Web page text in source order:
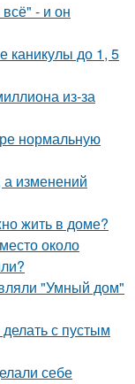
- и он
каникулы до 1, 5
из-за
нормальную
изменений
жить в доме?
около
"Умный дом"
с пустым
себе